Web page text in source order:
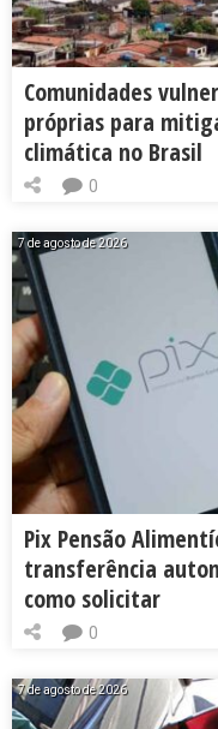
Comunidades
próprias para
climática no Brasil
0
7 de agosto de 2026
Pix Pensão
transferência
como solicitar
0
7 de agosto de 2026